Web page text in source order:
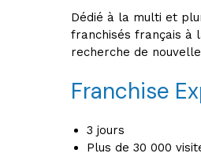
Dédié à la multi et
franchisés français à
recherche de
Franchise
3 jours
Plus de 30 000